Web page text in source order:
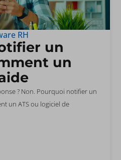
RH
un
un
? Non. Pourquoi notifier un
un ATS ou logiciel de